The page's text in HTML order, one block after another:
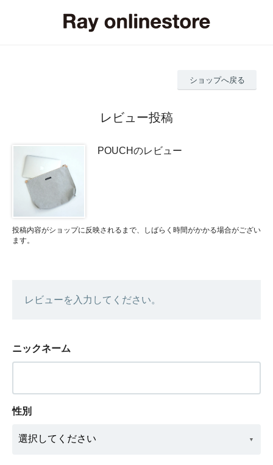
ショップへ戻る
レビュー投稿
POUCHのレビュー
投稿内容がショップに反映されるまで、しばらく時間がかかる場合がござい
ます。
レビューを入力してください。
ニックネーム
性別